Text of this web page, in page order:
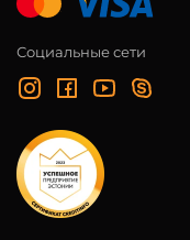
Социальные сети